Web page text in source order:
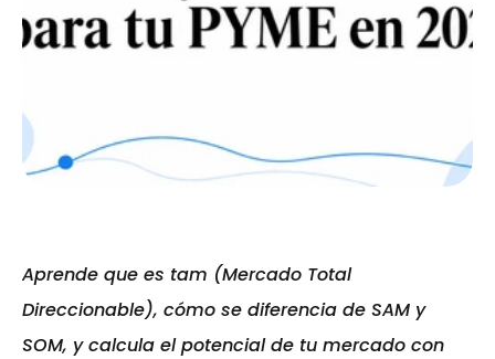
Aprende que es tam (Mercado Total
Direccionable), cómo se diferencia de SAM y
SOM, y calcula el potencial de tu mercado con